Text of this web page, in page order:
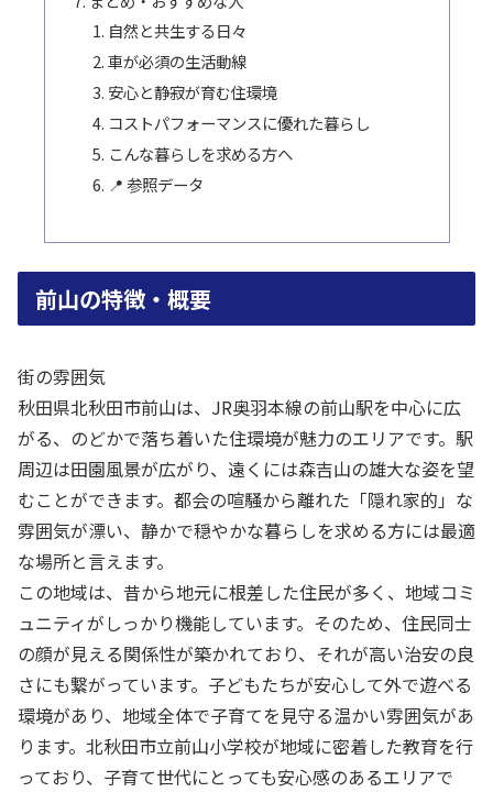
自然と共生する日々
車が必須の生活動線
安心と静寂が育む住環境
コストパフォーマンスに優れた暮らし
こんな暮らしを求める方へ
📍 参照データ
前山の特徴・概要
街の雰囲気
秋田県北秋田市前山は、JR奥羽本線の前山駅を中心に広
がる、のどかで落ち着いた住環境が魅力のエリアです。駅
周辺は田園風景が広がり、遠くには森吉山の雄大な姿を望
むことができます。都会の喧騒から離れた「隠れ家的」な
雰囲気が漂い、静かで穏やかな暮らしを求める方には最適
な場所と言えます。
この地域は、昔から地元に根差した住民が多く、地域コミ
ュニティがしっかり機能しています。そのため、住民同士
の顔が見える関係性が築かれており、それが高い治安の良
さにも繋がっています。子どもたちが安心して外で遊べる
環境があり、地域全体で子育てを見守る温かい雰囲気があ
ります。北秋田市立前山小学校が地域に密着した教育を行
っており、子育て世代にとっても安心感のあるエリアで